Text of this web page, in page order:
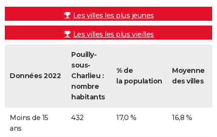
Les villes les plus jeunes
Les villes les plus vieilles
Données 2022
Pouilly-
sous-
Charlieu :
nombre
habitants
% de
la population
Moyenne
des villes
Moins de 15
ans
432 17,0 % 16,8 %